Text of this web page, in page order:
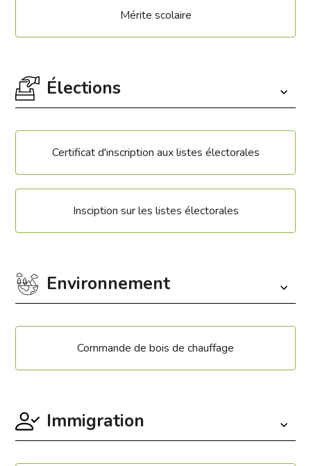
Mérite scolaire
Élections
Certificat d'inscription aux listes électorales
Insciption sur les listes électorales
Environnement
Commande de bois de chauffage
Immigration